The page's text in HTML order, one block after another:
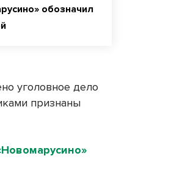
обозначил
уголовное дело
признаны